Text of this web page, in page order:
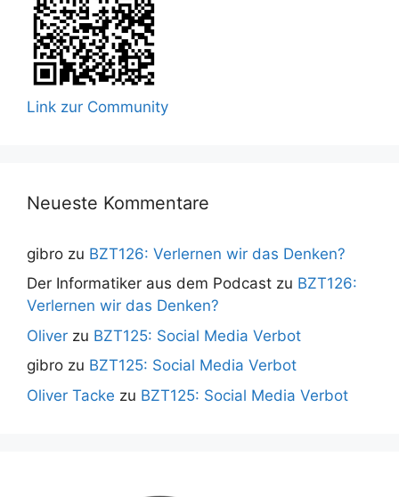
Link zur Community
Neueste Kommentare
gibro zu BZT126: Verlernen wir das Denken?
Der Informatiker aus dem Podcast zu BZT126:
Verlernen wir das Denken?
Oliver zu BZT125: Social Media Verbot
gibro zu BZT125: Social Media Verbot
Oliver Tacke zu BZT125: Social Media Verbot